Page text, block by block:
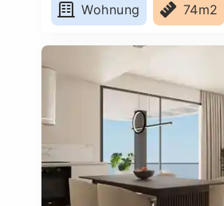
Wohnung
74m2